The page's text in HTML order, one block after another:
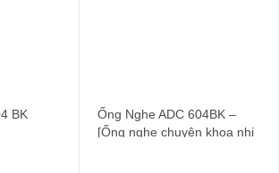
BK
Ống Nghe ADC 604BK –
[Ống nghe chuyên khoa nhi